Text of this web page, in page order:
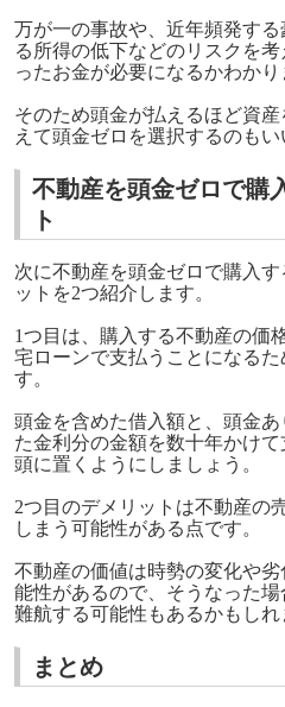
万が一の事故や、近年頻発す
る所得の低下などのリスクを
ったお金が必要になるかわかり
そのため頭金が払えるほど資
えて頭金ゼロを選択するのもい
不動産を頭金ゼロで購
ト
次に不動産を頭金ゼロで購入
ットを2つ紹介します。
1つ目は、購入する不動産の価
宅ローンで支払うことになる
す。
頭金を含めた借入額と、頭金
た金利分の金額を数十年かけ
頭に置くようにしましょう。
2つ目のデメリットは不動産の
しまう可能性がある点です。
不動産の価値は時勢の変化や劣
能性があるので、そうなった
難航する可能性もあるかもしれ
まとめ